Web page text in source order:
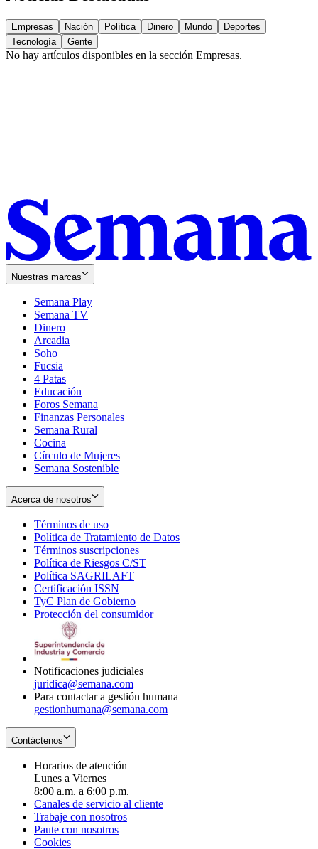
Empresas Nación Política Dinero Mundo
Deportes
Tecnología
Gente
No hay artículos disponibles en la sección Empresas.
Nuestras marcas
Semana Play
Semana TV
Dinero
Arcadia
Soho
in
new
window
Fucsia
in
new
window
4 Patas
Educación
Foros Semana
Finanzas Personales
Semana Rural
Cocina
Círculo de Mujeres
Semana Sostenible
Acerca de nosotros
Términos de uso
in
new
window
Política de Tratamiento de Datos
Términos suscripciones
in
Política de Riesgos C/ST
Política SAGRILAFT
new
window
Certificación ISSN
in
new
TyC Plan de Gobierno
in
Protección del consumidorOpens
Notificaciones judiciales
juridica@semana.com
Para contactar a gestión humana
gestionhumana@semana.com
Contáctenos
Horarios de atención
Lunes a Viernes
8:00 a.m. a 6:00 p.m.
Canales de servicio al cliente
Trabaje con nosotros
Paute con nosotros
Cookies